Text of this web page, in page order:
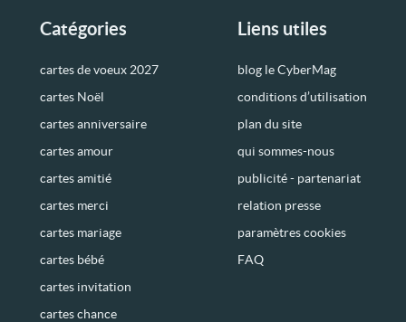
Catégories
cartes de voeux 2027
cartes Noël
cartes anniversaire
cartes amour
cartes amitié
cartes merci
cartes mariage
cartes bébé
cartes invitation
cartes chance
Liens utiles
blog le CyberMag
conditions d’utilisation
plan du site
qui sommes-nous
publicité - partenariat
relation presse
paramètres cookies
FAQ